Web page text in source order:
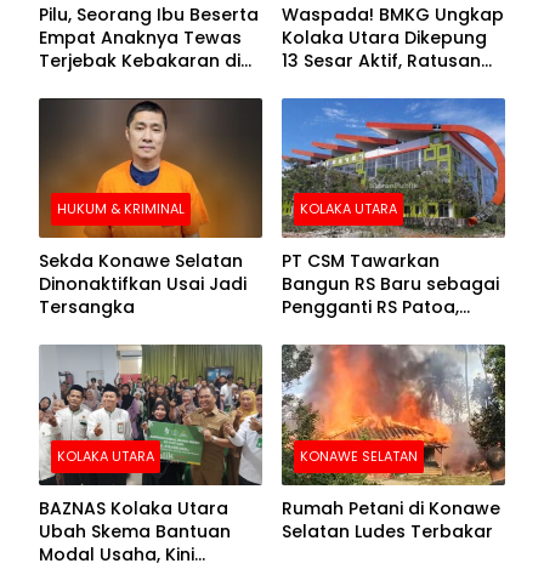
Pilu, Seorang Ibu Beserta
Empat Anaknya Tewas
Terjebak Kebakaran di
Waspada! BMKG Ungkap
Kolaka Utara Dikepung
13 Sesar Aktif, Ratusan
HUKUM & KRIMINAL
Sekda Konawe Selatan
Dinonaktifkan Usai Jadi
Tersangka
KOLAKA UTARA
PT CSM Tawarkan
Bangun RS Baru sebagai
Pengganti RS Patoa,
Kolut
KOLAKA UTARA
BAZNAS Kolaka Utara
Ubah Skema Bantuan
Modal Usaha, Kini
KONAWE SELATAN
Rumah Petani di Konawe
Selatan Ludes Terbakar